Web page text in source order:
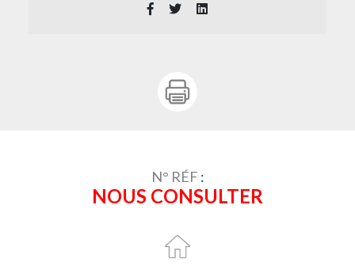
N° RÉF :
NOUS CONSULTER